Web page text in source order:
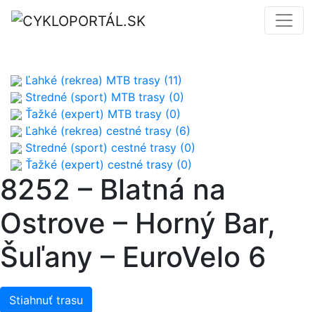
Ľahké (rekrea) MTB trasy (11)
Stredné (sport) MTB trasy (0)
Ťažké (expert) MTB trasy (0)
Ľahké (rekrea) cestné trasy (6)
Stredné (sport) cestné trasy (0)
Ťažké (expert) cestné trasy (0)
8252 – Blatná na
Ostrove – Horný Bar,
Šuľany – EuroVelo 6
Stiahnuť trasu